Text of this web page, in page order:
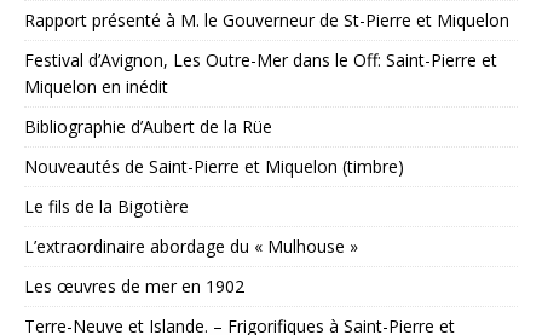
Rapport présenté à M. le Gouverneur de St-Pierre et Miquelon
Festival d’Avignon, Les Outre-Mer dans le Off: Saint-Pierre et
Miquelon en inédit
Bibliographie d’Aubert de la Rüe
Nouveautés de Saint-Pierre et Miquelon (timbre)
Le fils de la Bigotière
L’extraordinaire abordage du « Mulhouse »
Les œuvres de mer en 1902
Terre-Neuve et Islande. – Frigorifiques à Saint-Pierre et